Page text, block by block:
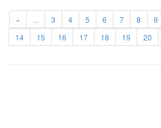
« ... 3 4 5 6 7 8 9
14
15 16 17 18 19 20